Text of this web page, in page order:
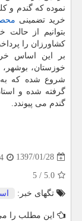
نموده كه گندم و
خرید تضمینی
بتوانیم از
كشاورزان را
بر این اساس
خوزستان،
شروع شده كه به
گرفته شده و
گندم می پیوندد.
1397/01/28
5.0
/
5
تگهای خبر:
این مطلب را